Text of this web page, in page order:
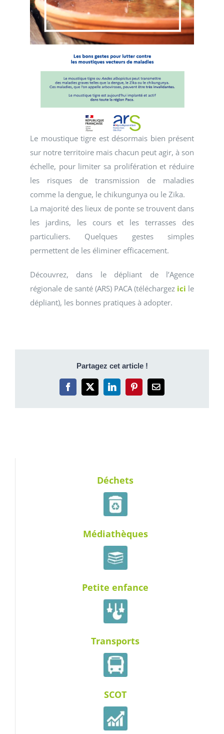
Le moustique tigre est désormais bien présent
sur notre territoire mais chacun peut agir, à son
échelle, pour limiter sa prolifération et réduire
les risques de transmission de maladies
comme la dengue, le chikungunya ou le Zika.
La majorité des lieux de ponte se trouvent dans
les jardins, les cours et les terrasses des
particuliers. Quelques gestes simples
permettent de les éliminer efficacement.
Découvrez, dans le dépliant de l’Agence
régionale de santé (ARS) PACA (téléchargez ici le
dépliant), les bonnes pratiques à adopter.
Partagez cet article !
Facebook
X LinkedInPinterestEmail
Déchets
Médiathèques
Petite enfance
Transports
SCOT